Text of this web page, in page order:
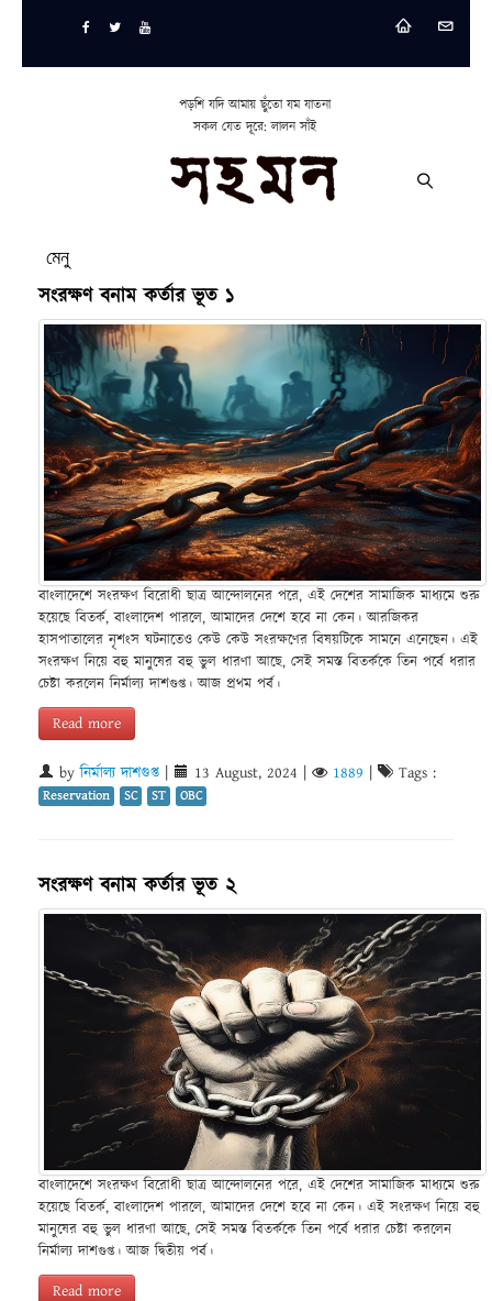
পড়শি যদি আমায় ছুঁতো যম যাতনা
সকল যেত দূরে: লালন সাঁই
মেনু
সংরক্ষণ বনাম কর্তার ভূত ১
বাংলাদেশে সংরক্ষণ বিরোধী ছাত্র আন্দোলনের পরে, এই দেশের সামাজিক মাধ্যমে শুরু
হয়েছে বিতর্ক, বাংলাদেশ পারলে, আমাদের দেশে হবে না কেন। আরজিকর
হাসপাতালের নৃশংস ঘটনাতেও কেউ কেউ সংরক্ষণের বিষয়টিকে সামনে এনেছেন। এই
সংরক্ষণ নিয়ে বহু মানুষের বহু ভুল ধারণা আছে, সেই সমস্ত বিতর্ককে তিন পর্বে ধরার
চেষ্টা করলেন নির্মাল্য দাশগুপ্ত। আজ প্রথম পর্ব।
Read more
byনির্মাল্য দাশগুপ্ত 13 August, 2024 1889 Tags :
Reservation SC ST OBC
সংরক্ষণ বনাম কর্তার ভূত ২
বাংলাদেশে সংরক্ষণ বিরোধী ছাত্র আন্দোলনের পরে, এই দেশের সামাজিক মাধ্যমে শুরু
হয়েছে বিতর্ক, বাংলাদেশ পারলে, আমাদের দেশে হবে না কেন। এই সংরক্ষণ নিয়ে বহু
মানুষের বহু ভুল ধারণা আছে, সেই সমস্ত বিতর্ককে তিন পর্বে ধরার চেষ্টা করলেন
নির্মাল্য দাশগুপ্ত। আজ দ্বিতীয় পর্ব।
Read more